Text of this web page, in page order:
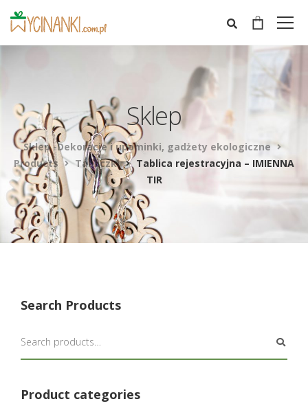
Sklep
Sklep -Dekoracje i upominki, gadżety ekologiczne
Products
Tabliczki
Tablica rejestracyjna – IMIENNA
TIR
Search Products
Product categories